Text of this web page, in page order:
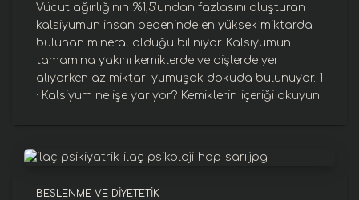
Vücut ağırlığının %1,5’undan fazlasını oluşturan
kalsiyumun insan bedeninde en yüksek miktarda
bulunan mineral olduğu biliniyor. Kalsiyumun
tamamına yakını kemiklerde ve dişlerde yer
alıyorken az miktarı yumuşak dokuda bulunuyor. 1
· Kalsiyum ne işe yarıyor? Kemiklerin içeriği okuyun
BESLENME VE DIYETETIK